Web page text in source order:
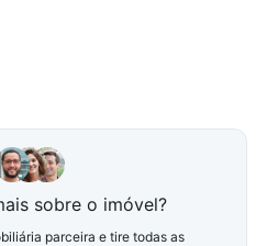
sobre o imóvel?
parceira e tire todas as